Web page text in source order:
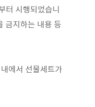
터 시행되었습니
금지하는 내용 등
에서 선물세트가